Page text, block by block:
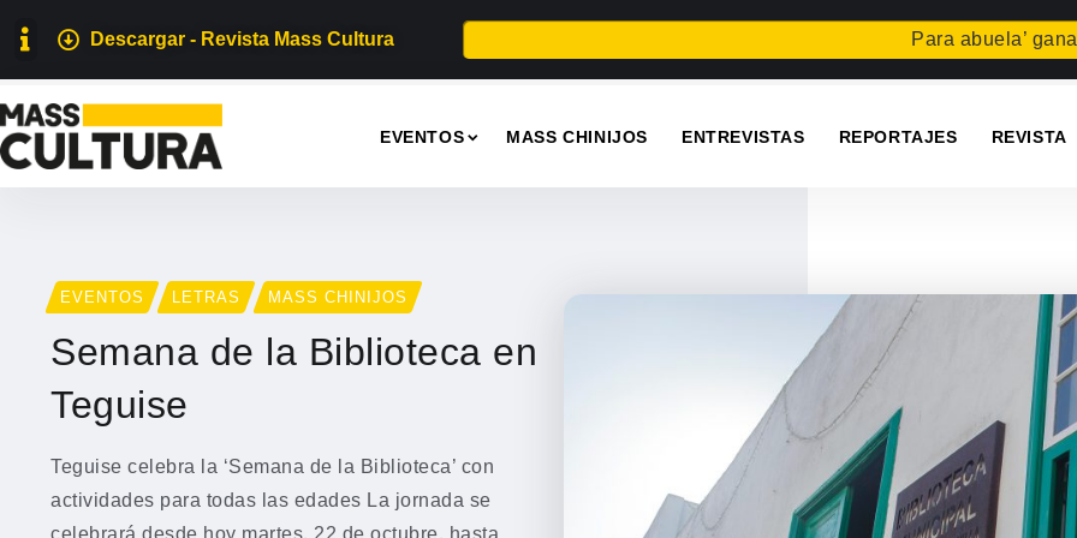
Descargar - Revista Mass Cultura Para abuela’ gana el
EVENTOS MASS CHINIJOS ENTREVISTAS REPORTAJES REVISTA
EVENTOS LETRAS MASS CHINIJOS
Semana de la Biblioteca en
Teguise
Teguise celebra la ‘Semana de la Biblioteca’ con
actividades para todas las edades La jornada se